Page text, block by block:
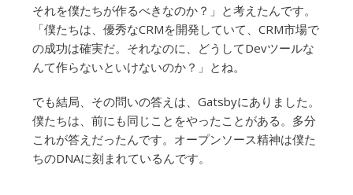
それを僕たちが作るべきなのか？」と考えたんです。
「僕たちは、優秀なCRMを開発していて、CRM市場で
の成功は確実だ。それなのに、どうしてDevツールな
んて作らないといけないのか？」とね。
でも結局、その問いの答えは、Gatsbyにありました。
僕たちは、前にも同じことをやったことがある。多分
これが答えだったんです。オープンソース精神は僕た
ちのDNAに刻まれているんです。